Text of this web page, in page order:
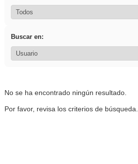
Buscar en:
No se ha encontrado ningún resultado.
Por favor, revisa los criterios de búsqueda.